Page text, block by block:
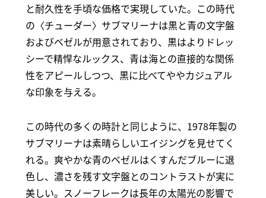
と耐久性を手頃な価格で実現していた。この時代
の〈チューダー〉サブマリーナは黒と青の文字盤
およびベゼルが用意されており、黒はよりドレッ
シーで精悍なルックス、青は海との直接的な関係
性をアピールしつつ、黒に比べてややカジュアル
な印象を与える。
この時代の多くの時計と同じように、1978年製の
サブマリーナは素晴らしいエイジングを見せてく
れる。爽やかな青のベゼルはくすんだブルーに退
色し、濃さを残す文字盤とのコントラストが実に
美しい。スノーフレークは長年の太陽光の影響で